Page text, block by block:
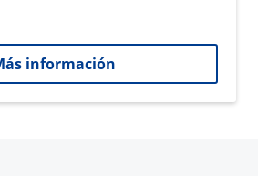
información